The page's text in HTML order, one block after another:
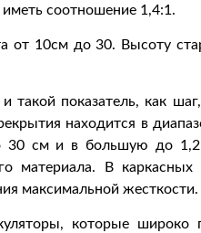
соотношение 1,4:1.
от 10см до 30. Высоту
такой показатель, как
находится в
30 см и в большую до
материала. В каркасных
максимальной жесткости.
которые широко